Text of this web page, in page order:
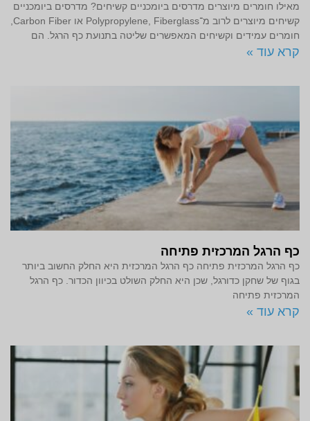
מאילו חומרים מיוצרים מדרסים ביומכניים קשיחים? מדרסים ביומכניים
חומרים עמידים וקשיחים המאפשרים שליטה בתנועת כף הרגל. הם
קרא עוד »
כף הרגל המרכזית פתיחה
כף הרגל המרכזית פתיחה כף הרגל המרכזית היא החלק החשוב ביותר
בגוף של שחקן כדורגל, שכן היא החלק השולט בכיוון הכדור. כף הרגל
המרכזית פתיחה
קרא עוד »